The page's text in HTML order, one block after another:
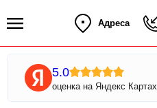
Адреса
5.0
оценка на Яндекс Картах